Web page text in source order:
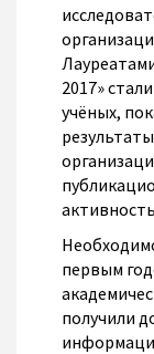
2017»
учёных,
первым
получили